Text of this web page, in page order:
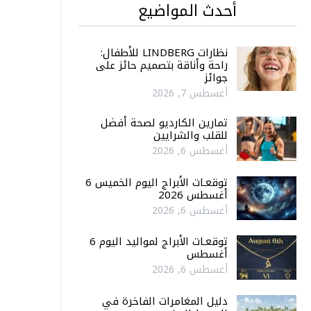
أحدث المواضيع
نظارات LINDBERG للأطفال:
راحة وأناقة بتصميم حائز على
جوائز
أغسطس 7, 2026
تمارين الكارديو لصحة أفضل
للقلب والشرايين
أغسطس 6, 2026
توقعـات الأبراج اليوم الخميس 6
أغسطس 2026
أغسطس 6, 2026
توقعـات الأبراج لمواليد اليوم 6
أغسطس
أغسطس 6, 2026
دليل المغامرات الفاخرة في